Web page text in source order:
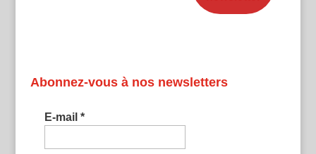
Abonnez-vous à nos newsletters
E-mail *